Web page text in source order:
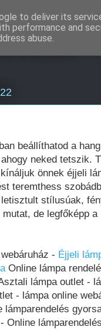
-
beállíthatod a
neked tetszik.
önnek éjjeli
teremthess
stílusúak,
de legfőképp
- Éjjeli
Online lámpa
lámpa outlet -
- lámpa online
lámparendelés
Online
to deliver its
performance and
abuse.